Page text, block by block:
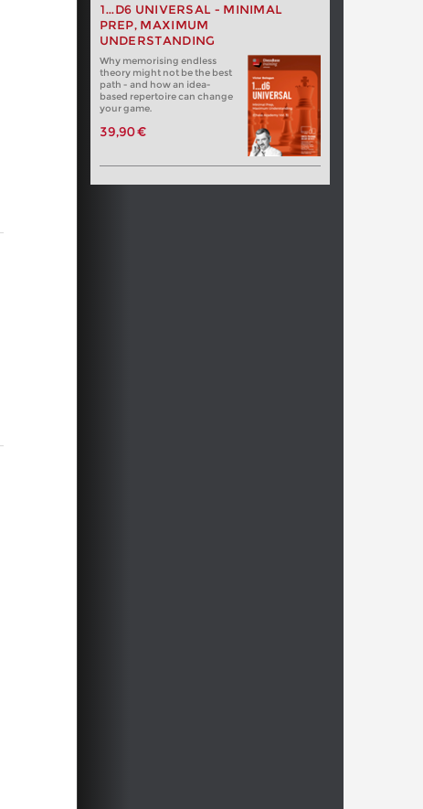
1...D6 UNIVERSAL - MINIMAL
PREP, MAXIMUM
UNDERSTANDING
Why memorising endless
theory might not be the best
path - and how an idea-
based repertoire can change
your game.
39,90 €